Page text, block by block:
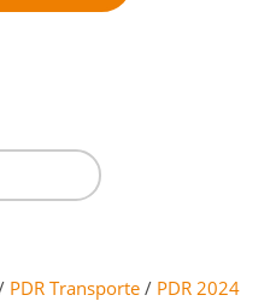
PDR Transporte / PDR 2024